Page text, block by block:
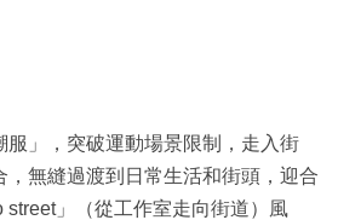
服」，突破運動場景限制，走入街
，無縫過渡到日常生活和街頭，迎合
street」（從工作室走向街道）風